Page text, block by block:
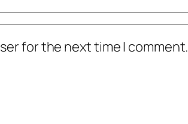
for the next time I comment.